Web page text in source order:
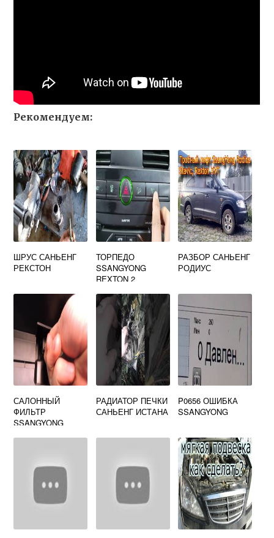
Рекомендуем:
ШРУС САНЬЕНГ
РЕКСТОН
ТОРПЕДО
SSANGYONG
REXTON 2
РАЗБОР САНЬЕНГ
РОДИУС
САЛОННЫЙ
ФИЛЬТР
SSANGYONG
РАДИАТОР ПЕЧКИ
САНЬЕНГ ИСТАНА
P0656 ОШИБКА
SSANGYONG